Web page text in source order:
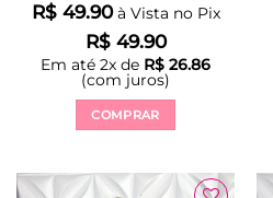
R$49.90 à Vista no Pix
R$49.90
Em até 2x de R$ 26.86
(com juros)
COMPRAR
tem